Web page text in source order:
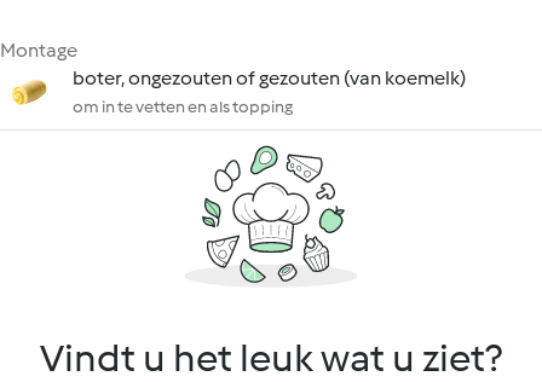
Montage
boter, ongezouten of gezouten (van koemelk)
om in te vetten en als topping
Vindt u het leuk wat u ziet?